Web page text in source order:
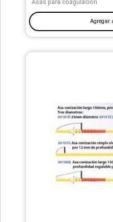
Asas para coagulación
Agregar